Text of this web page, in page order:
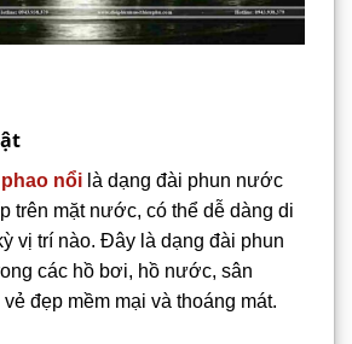
nổi là dạng đài phun nước
trên mặt nước, có thể dễ dàng di
vị trí nào. Đây là dạng đài phun
các hồ bơi, hồ nước, sân
đẹp mềm mại và thoáng mát.